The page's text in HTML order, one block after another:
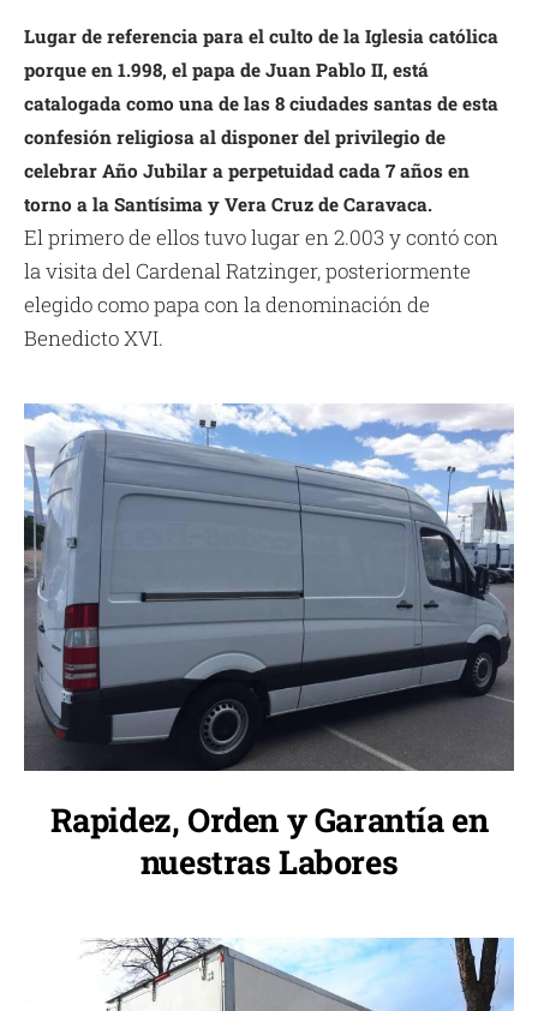
Lugar de referencia para el culto de la Iglesia católica
porque en 1.998, el papa de Juan Pablo II, está
catalogada como una de las 8 ciudades santas de esta
confesión religiosa al disponer del privilegio de
celebrar Año Jubilar a perpetuidad cada 7 años en
torno a la Santísima y Vera Cruz de Caravaca.
El primero de ellos tuvo lugar en 2.003 y contó con
la visita del Cardenal Ratzinger, posteriormente
elegido como papa con la denominación de
Benedicto XVI.
Rapidez, Orden y Garantía en
nuestras Labores